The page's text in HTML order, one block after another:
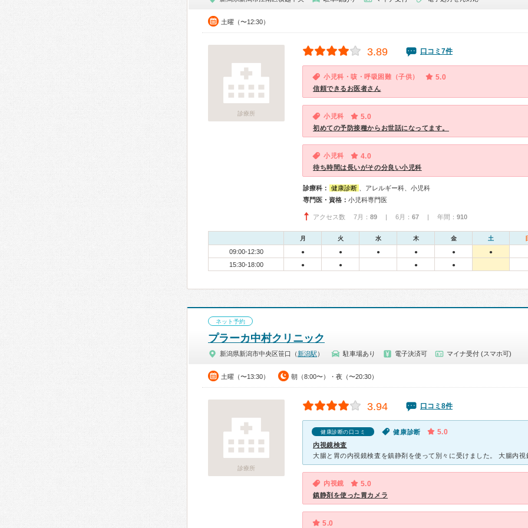
土曜（〜12:30）
診療所
3.89 口コミ7件
小児科・咳・呼吸困難（子供） 5.0
信頼できるお医者さん
小児科 5.0
初めての予防接種からお世話になってます。
小児科 4.0
待ち時間は長いがその分良い小児科
診療科： 健康診断
、アレルギー科、小児科
専門医・資格： 小児科専門医
アクセス数 7月： 89 | 6月： 67 | 年間： 910
月 火 水 木 金 土
09:00-12:30 ● ● ● ● ● ●
15:30-18:00 ● ● ● ●
ネット予約
プラーカ中村クリニック
新潟県新潟市中央区笹口（ 新潟駅 ） 駐車場あり 電子決済可 マイナ受付 (スマホ可)
土曜（〜13:30） 朝（8:00〜）・夜（〜20:30）
診療所
3.94 口コミ8件
健康診断の口コミ 健康診断 5.0
内視鏡検査
内視鏡 5.0
鎮静剤を使った胃カメラ
5.0